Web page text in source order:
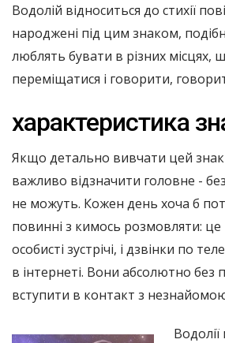
Водолій відноситься до стихії
народжені під цим знаком,
люблять бувати в різних місцях,
переміщатися і говорити,
характеристика
Якщо детально вивчати цей знак
важливо відзначити головне -
не можуть. Кожен день хоча б
повинні з кимось розмовляти: це
особисті зустрічі, і дзвінки по
в інтернеті. Вони абсолютно без
вступити в контакт з